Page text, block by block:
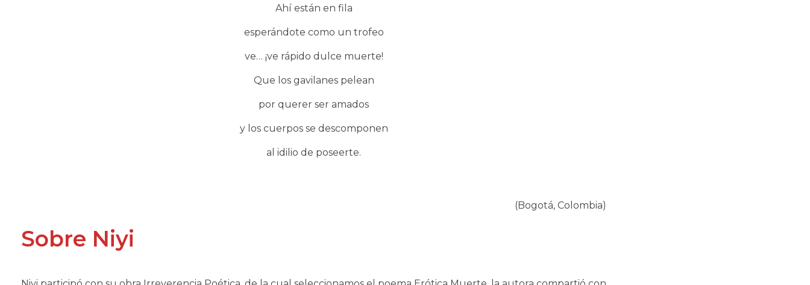
Ahí están en fila
esperándote como un trofeo
ve… ¡ve rápido dulce muerte!
Que los gavilanes pelean
por querer ser amados
y los cuerpos se descomponen
al idilio de poseerte.
(Bogotá, Colombia)
Sobre Niyi